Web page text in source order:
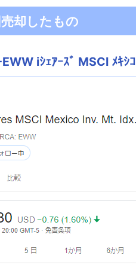
却したもの
iｼｪｱｰｽﾞ MSCI ﾒｷｼ